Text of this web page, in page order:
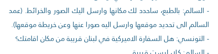
- السالم: بالطبع، ساحدد لك مكانها وارسل اليك الصور والخرائط. (عمد
السالم الى تحديد موقعها وارسل اليه صورا عنها وعن خريطة موقعها).
- التونسي: هل السفارة الاميركية في لبنان قريبة من مكان اقامتك؟